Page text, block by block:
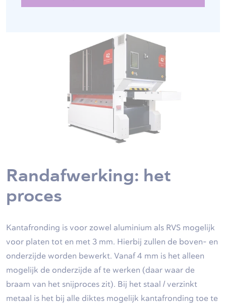
Randafwerking: het
proces
Kantafronding is voor zowel a luminium als RVS mogelijk
voor platen tot en met 3 mm. Hierbij zullen de boven- en
onderzijde worden bewerkt. Vanaf 4 mm is het alleen
mogelijk de onderzijde af te werken (daar waar de
braam van het snijproces zit). Bij het staal / verzinkt
metaal is het bij alle diktes mogelijk kantafronding toe te